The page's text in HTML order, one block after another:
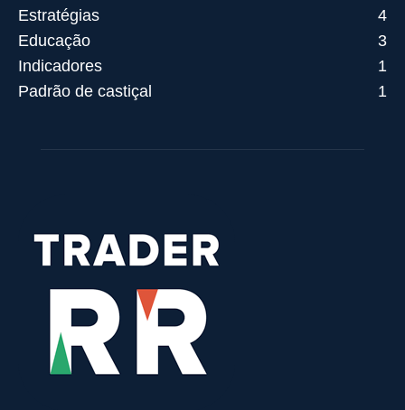
Estratégias
4
Educação
3
Indicadores
1
Padrão de castiçal
1